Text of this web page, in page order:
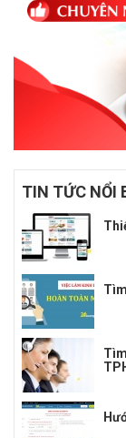
TIN TỨC NỔI